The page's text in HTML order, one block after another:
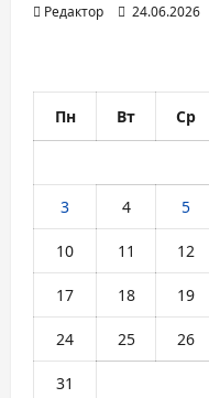
Редактор 24.06.2026
Пн
Вт Ср
3 4 5
10 11 12
17 18 19
24 25 26
31